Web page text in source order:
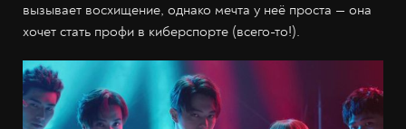
вызывает восхищение, однако мечта у неё проста — она
хочет стать профи в киберспорте (всего-то!).